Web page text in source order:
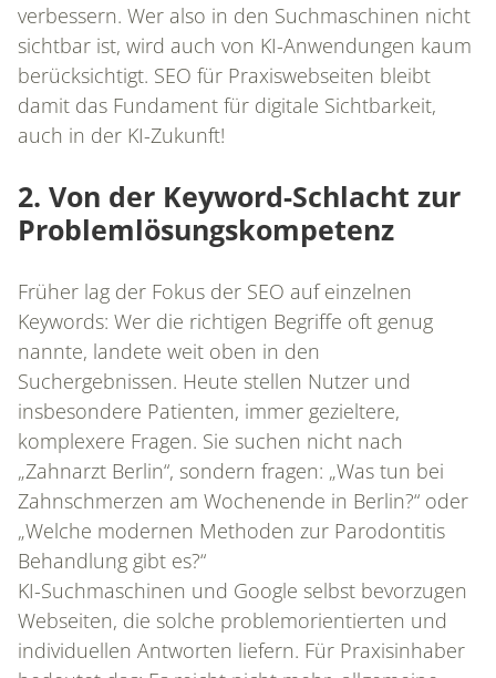
verbessern. Wer also in den Suchmaschinen nicht
sichtbar ist, wird auch von KI-Anwendungen kaum
berücksichtigt. SEO für Praxiswebseiten bleibt
damit das Fundament für digitale Sichtbarkeit,
auch in der KI-Zukunft!
2. Von der Keyword-Schlacht zur
Problemlösungskompetenz
Früher lag der Fokus der SEO auf einzelnen
Keywords: Wer die richtigen Begriffe oft genug
nannte, landete weit oben in den
Suchergebnissen. Heute stellen Nutzer und
insbesondere Patienten, immer gezieltere,
komplexere Fragen. Sie suchen nicht nach
„Zahnarzt Berlin“, sondern fragen: „Was tun bei
Zahnschmerzen am Wochenende in Berlin?“ oder
„Welche modernen Methoden zur Parodontitis
Behandlung gibt es?“
KI-Suchmaschinen und Google selbst bevorzugen
Webseiten, die solche problemorientierten und
individuellen Antworten liefern. Für Praxisinhaber